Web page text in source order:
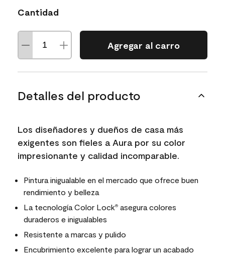
Cantidad
Agregar al carro
Detalles del producto
Los diseñadores y dueños de casa más
exigentes son fieles a Aura por su color
impresionante y calidad incomparable.
Pintura inigualable en el mercado que ofrece buen
rendimiento y belleza
La tecnología Color Lock® asegura colores
duraderos e inigualables
Resistente a marcas y pulido
Encubrimiento excelente para lograr un acabado